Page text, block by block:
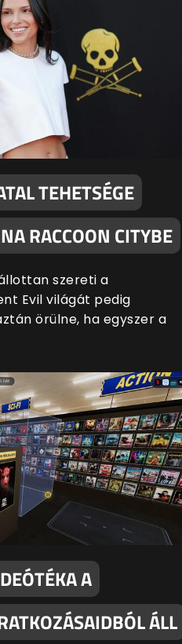
TEHETSÉGE
RACCOON CITYBE
szereti a
Evil világát pedig
örülne, ha egyszer a
A
ÁLL